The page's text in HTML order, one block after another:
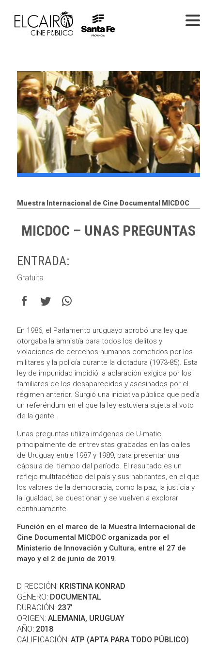
PELÍCULAS EN SALA
CICLOS
EL CINE
Muestra Internacional de Cine Documental MICDOC
MICDOC – UNAS PREGUNTAS
ENTRADA:
Gratuita
En 1986, el Parlamento uruguayo aprobó una ley que
otorgaba la amnistía para todos los delitos y
violaciones de derechos humanos cometidos por los
militares y la policía durante la dictadura (1973-85). Esta
ley de impunidad impidió la aclaración exigida por los
familiares de los desaparecidos y asesinados por el
régimen anterior. Surgió una iniciativa pública que pedía
un referéndum en el que la ley estuviera sujeta al voto
de la gente.
Unas preguntas utiliza imágenes de U-matic,
principalmente de entrevistas grabadas en las calles
de Uruguay entre 1987 y 1989, para presentar una
cápsula del tiempo del período. El resultado es un
reflejo multifacético del país y sus habitantes, en el que
los valores de la democracia, como la paz, la justicia y
la igualdad, se cuestionan y se vuelven a explorar
continuamente.
Función en el marco de la Muestra Internacional de
Cine Documental MICDOC organizada por el
Ministerio de Innovación y Cultura, entre el 27 de
mayo y el 2 de junio de 2019.
DIRECCIÓN: KRISTINA KONRAD
GÉNERO: DOCUMENTAL
DURACIÓN: 237'
ORIGEN: ALEMANIA, URUGUAY
AÑO: 2018
CALIFICACIÓN: ATP (APTA PARA TODO PÚBLICO)